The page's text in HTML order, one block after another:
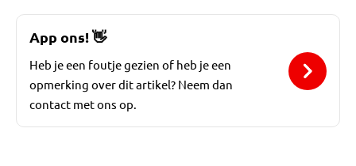
App ons!👋
Heb je een foutje gezien of heb je een
opmerking over dit artikel? Neem dan
contact met ons op.